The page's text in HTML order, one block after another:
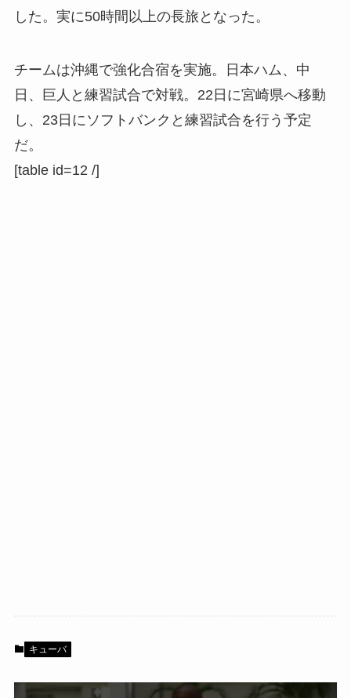
した。実に50時間以上の長旅となった。
チームは沖縄で強化合宿を実施。日本ハム、中
日、巨人と練習試合で対戦。22日に宮崎県へ移動
し、23日にソフトバンクと練習試合を行う予定
だ。
[table id=12 /]
キューバ